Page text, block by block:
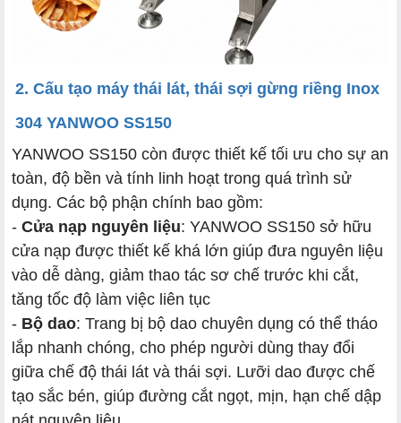
2. Cấu tạo máy thái lát, thái sợi gừng riềng Inox
304 YANWOO SS150
YANWOO SS150 còn được thiết kế tối ưu cho sự an
toàn, độ bền và tính linh hoạt trong quá trình sử
dụng. Các bộ phận chính bao gồm:
- Cửa nạp nguyên liệu: YANWOO SS150 sở hữu
cửa nạp được thiết kế khá lớn giúp đưa nguyên liệu
vào dễ dàng, giảm thao tác sơ chế trước khi cắt,
tăng tốc độ làm việc liên tục
- Bộ dao: Trang bị bộ dao chuyên dụng có thể tháo
lắp nhanh chóng, cho phép người dùng thay đổi
giữa chế độ thái lát và thái sợi. Lưỡi dao được chế
tạo sắc bén, giúp đường cắt ngọt, mịn, hạn chế dập